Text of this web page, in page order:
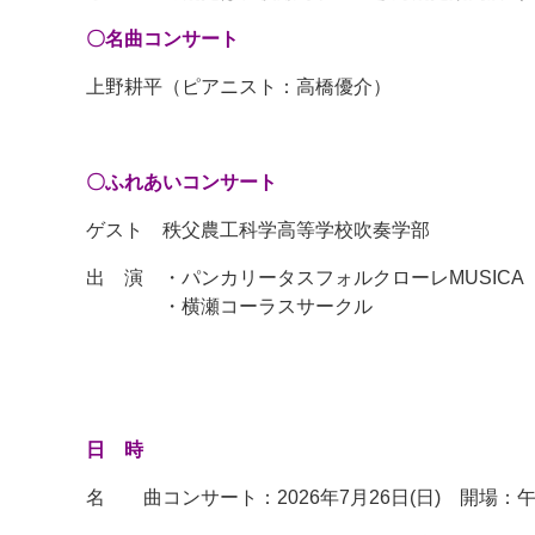
〇名曲コンサート
上野耕平（ピアニスト：高橋優介）
〇ふれあいコンサート
ゲスト 秩父農工科学高等学校吹奏学部
出 演 ・パンカリータスフォルクローレMUSICA
・横瀬コーラスサークル
日 時
名 曲コンサート：2026年7月26日(日) 開場：